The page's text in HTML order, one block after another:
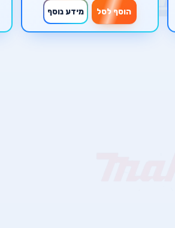
הוסף לסל מידע נוסף